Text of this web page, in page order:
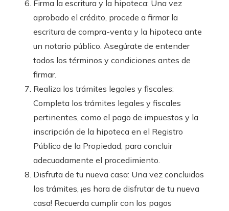
Firma la escritura y la hipoteca: Una vez
aprobado el crédito, procede a firmar la
escritura de compra-venta y la hipoteca ante
un notario público. Asegúrate de entender
todos los términos y condiciones antes de
firmar.
Realiza los trámites legales y fiscales:
Completa los trámites legales y fiscales
pertinentes, como el pago de impuestos y la
inscripción de la hipoteca en el Registro
Público de la Propiedad, para concluir
adecuadamente el procedimiento.
Disfruta de tu nueva casa: Una vez concluidos
los trámites, ¡es hora de disfrutar de tu nueva
casa! Recuerda cumplir con los pagos